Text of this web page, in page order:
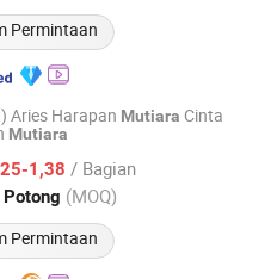
Permintaan
Aries Harapan Mutiara Cinta
Mutiara
1,38 / Bagian
(MOQ)
Permintaan
Co., Ltd.
mulai 2011